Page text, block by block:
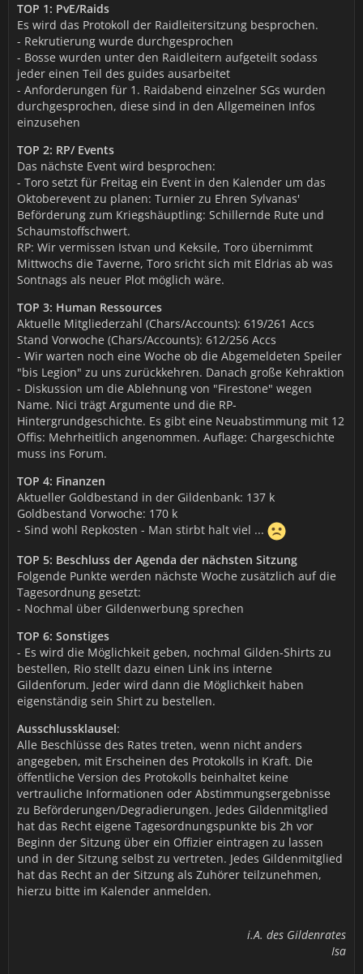
TOP 1: PvE/Raids
Es wird das Protokoll der Raidleitersitzung besprochen.
- Rekrutierung wurde durchgesprochen
- Bosse wurden unter den Raidleitern aufgeteilt sodass
jeder einen Teil des guides ausarbeitet
- Anforderungen für 1. Raidabend einzelner SGs wurden
durchgesprochen, diese sind in den Allgemeinen Infos
einzusehen
TOP 2: RP/ Events
Das nächste Event wird besprochen:
- Toro setzt für Freitag ein Event in den Kalender um das
Oktoberevent zu planen: Turnier zu Ehren Sylvanas'
Beförderung zum Kriegshäuptling: Schillernde Rute und
Schaumstoffschwert.
RP: Wir vermissen Istvan und Keksile, Toro übernimmt
Mittwochs die Taverne, Toro sricht sich mit Eldrias ab was
Sontnags als neuer Plot möglich wäre.
TOP 3: Human Ressources
Aktuelle Mitgliederzahl (Chars/Accounts): 619/261 Accs
Stand Vorwoche (Chars/Accounts): 612/256 Accs
- Wir warten noch eine Woche ob die Abgemeldeten Speiler
"bis Legion" zu uns zurückkehren. Danach große Kehraktion
- Diskussion um die Ablehnung von "Firestone" wegen
Name. Nici trägt Argumente und die RP-
Hintergrundgeschichte. Es gibt eine Neuabstimmung mit 12
Offis: Mehrheitlich angenommen. Auflage: Chargeschichte
muss ins Forum.
TOP 4: Finanzen
Aktueller Goldbestand in der Gildenbank: 137 k
Goldbestand Vorwoche: 170 k
- Sind wohl Repkosten - Man stirbt halt viel ...
TOP 5: Beschluss der Agenda der nächsten Sitzung
Folgende Punkte werden nächste Woche zusätzlich auf die
Tagesordnung gesetzt:
- Nochmal über Gildenwerbung sprechen
TOP 6: Sonstiges
- Es wird die Möglichkeit geben, nochmal Gilden-Shirts zu
bestellen, Rio stellt dazu einen Link ins interne
Gildenforum. Jeder wird dann die Möglichkeit haben
eigenständig sein Shirt zu bestellen.
Ausschlussklausel:
Alle Beschlüsse des Rates treten, wenn nicht anders
angegeben, mit Erscheinen des Protokolls in Kraft. Die
öffentliche Version des Protokolls beinhaltet keine
vertrauliche Informationen oder Abstimmungsergebnisse
zu Beförderungen/Degradierungen. Jedes Gildenmitglied
hat das Recht eigene Tagesordnungspunkte bis 2h vor
Beginn der Sitzung über ein Offizier eintragen zu lassen
und in der Sitzung selbst zu vertreten. Jedes Gildenmitglied
hat das Recht an der Sitzung als Zuhörer teilzunehmen,
hierzu bitte im Kalender anmelden.
i.A. des Gildenrates
Isa